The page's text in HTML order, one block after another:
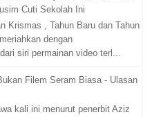
Cuti Sekolah Ini
Krismas , Tahun Baru dan Tahun
dengan
siri permainan video terl...
Filem Seram Biasa - Ulasan
kali ini menurut penerbit Aziz